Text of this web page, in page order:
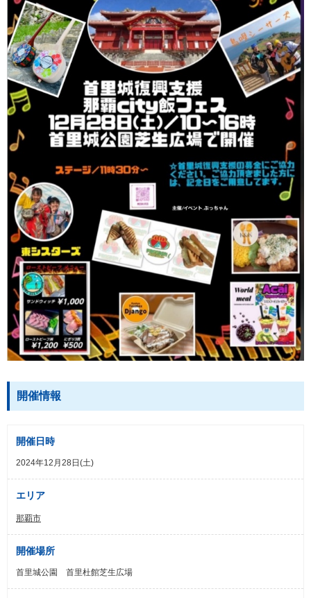
開催情報
開催日時
2024年12月28日(土)
エリア
那覇市
開催場所
首里城公園 首里杜館芝生広場